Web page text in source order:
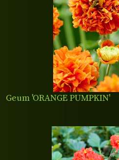
Geum 'ORANGE PUMPKIN'